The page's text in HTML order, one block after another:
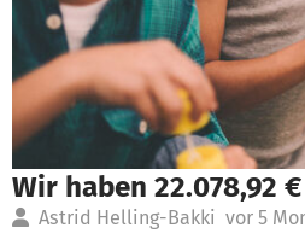
Wir haben 22.078,92
Astrid Helling-Bakki vor 5